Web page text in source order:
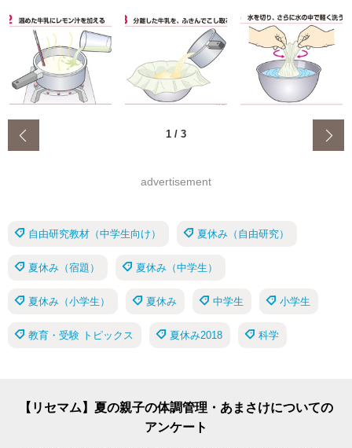
1 / 3
advertisement
自由研究教材（中学生向け） 夏休み（自由研究）
夏休み（宿題） 夏休み（中学生）
夏休み（小学生） 夏休み 中学生 小学生
教育・受験 トピックス 夏休み2018 科学
【リセマム】夏の親子の体調管理・あまさけについての
アンケート